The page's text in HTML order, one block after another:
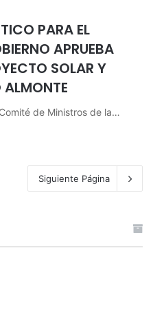
PARA EL
APRUEBA
SOLAR Y
ALMONTE
de Ministros de la…
Siguiente Página